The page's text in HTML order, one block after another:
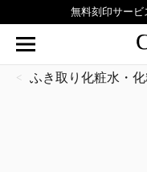
無料刻印サー
ふき取り化粧水・